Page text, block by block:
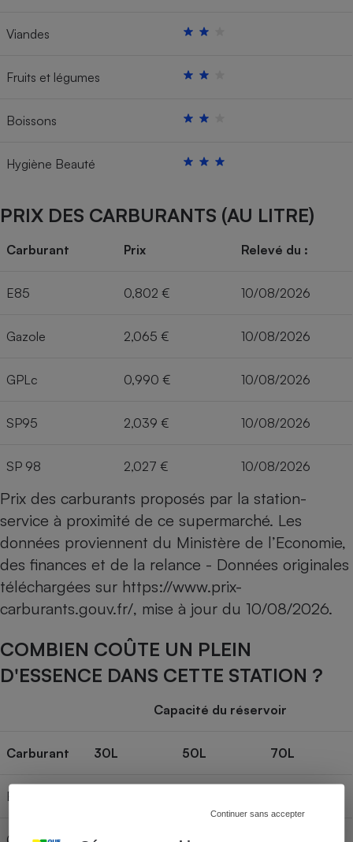
Continuer sans accepter
Viandes
Fruits et légumes
Boissons
Hygiène Beauté
PRIX DES CARBURANTS (AU LITRE)
Carburant Prix Relevé du :
E85 0,802 € 10/08/2026
Gazole 2,065 € 10/08/2026
GPLc 0,990 € 10/08/2026
SP95 2,039 € 10/08/2026
SP 98 2,027 € 10/08/2026
Prix des carburants proposés par la station-
service à proximité de ce supermarché. Les
données proviennent du Ministère de l’Economie,
des finances et de la relance - Données originales
téléchargées sur https://www.prix-
carburants.gouv.fr/, mise à jour du 10/08/2026.
COMBIEN COÛTE UN PLEIN
D'ESSENCE DANS CETTE STATION ?
Capacité du réservoir
Carburant 30L 50L 70L
E85